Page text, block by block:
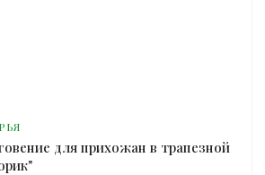
для прихожан в трапезной